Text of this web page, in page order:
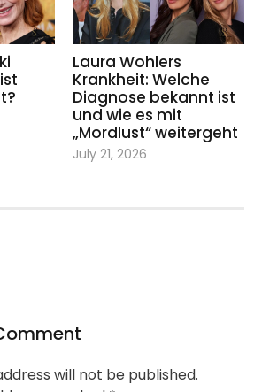
Laura Wohlers
Krankheit: Welche
Diagnose bekannt ist
und wie es mit
„Mordlust“ weitergeht
July 21, 2026
will not be published.